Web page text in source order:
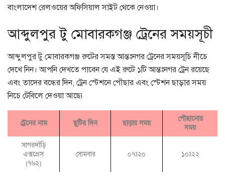
বাংলাদেশ রেলওয়ের অফিসিয়াল সাইট থেকে নেওয়া।
আব্দুলপুর টু মোবারকগঞ্জ ট্রেনের সময়সূচী
আব্দুলপুর টু মোবারকগঞ্জ রুটের সমস্ত আন্তঃনগর ট্রেনের সময়সূচি নীচে
দেখে নিন। আপনি দেখতে পাবেন যে এই রুটে ১টি আন্তঃনগর ট্রেন রয়েছে
এবং তাদের বন্ধের দিন, ট্রেন স্টেশনে পৌছার এবং স্টেশন ছাড়ার সময়
নিচে টেবিলে দেওয়া আছে৷
ট্রেনের নাম ছুটির দিন ছাড়ায় সময়
পৌছানোর
সময়
সাগরদাঁড়ি
এক্সপ্রেস
(৭৬২)
সোমবার ০৭ঃ২০ ১০ঃ২২